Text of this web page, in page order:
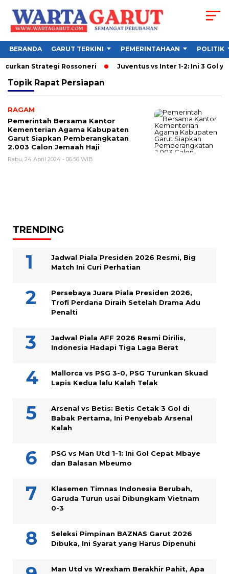
BERANDA GARUT TERKINI PEMERINTAHAAN POLITIK
Strategi Rossoneri Juventus vs Inter 1-2: Ini 3 Gol
Topik Rapat Persiapan
RAGAM
Pemerintah Bersama Kantor
Kementerian Agama Kabupaten
Garut Siapkan Pemberangkatan
2.003 Calon Jemaah Haji
Rabu, 24 April 2024 - 06:56 WIB
TRENDING
Jadwal Piala Presiden 2026 Resmi, Big
Match Ini Curi Perhatian
Persebaya Juara Piala Presiden 2026,
Trofi Perdana Diraih Setelah Drama Adu
Penalti
Jadwal Piala AFF 2026 Resmi Dirilis,
Indonesia Hadapi Tiga Laga Berat
Mallorca vs PSG 3-0, PSG Turunkan Skuad
Lapis Kedua lalu Kalah Telak
Arsenal vs Betis: Betis Cetak 3 Gol di
Babak Pertama, Ini Penyebab Arsenal
Kalah
PSG vs Man Utd 1-1: Ini Gol Cepat Mbaye
dan Balasan Mbeumo
Klasemen Timnas Indonesia Berubah,
Garuda Turun usai Dibungkam Vietnam
0-3
Seleksi Pimpinan BAZNAS Garut 2026
Dibuka, Ini Syarat yang Harus Dipenuhi
Man Utd vs Wrexham Berakhir Pahit, Apa